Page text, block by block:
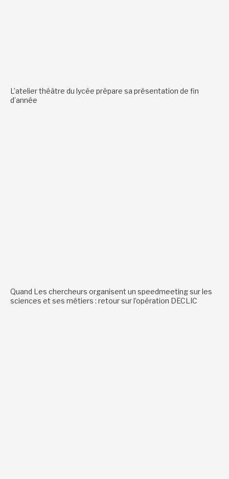
L’atelier théâtre du lycée prépare sa présentation de fin
d’année
Quand Les chercheurs organisent un speedmeeting sur les
sciences et ses métiers : retour sur l’opération DECLIC